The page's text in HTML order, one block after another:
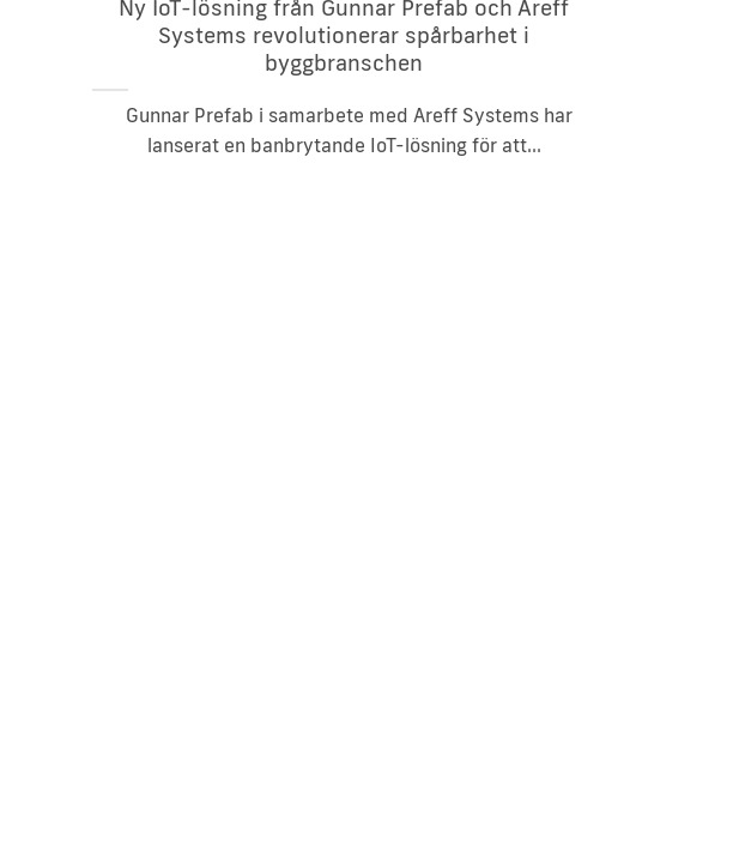
Ny IoT-lösning från Gunnar Prefab och Areff
Systems revolutionerar spårbarhet i
byggbranschen
Gunnar Prefab i samarbete med Areff Systems har
lanserat en banbrytande IoT-lösning för att...